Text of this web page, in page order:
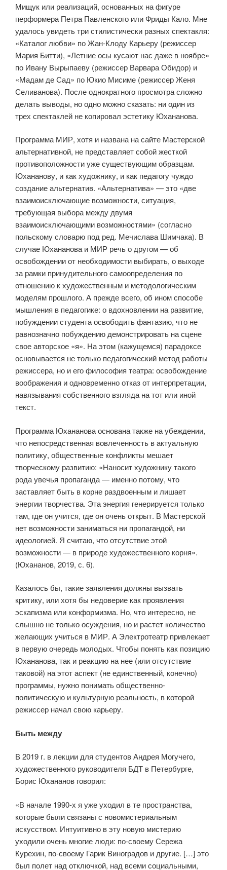
Мищук или реализаций, основанных на фигуре
перформера Петра Павленского или Фриды Кало. Мне
удалось увидеть три стилистически разных спектакля:
«Каталог любви» по Жан-Клоду Карьеру (режиссер
Мария Битти), «Летние осы кусают нас даже в ноябре»
по Ивану Вырыпаеву (режиссер Варвара Обидор) и
«Мадам де Сад» по Юкио Мисиме (режиссер Женя
Селиванова). После однократного просмотра сложно
делать выводы, но одно можно сказать: ни один из
трех спектаклей не копировал эстетику Юхананова.
Программа МИР, хотя и названа на сайте Мастерской
альтернативной, не представляет собой жесткой
противоположности уже существующим образцам.
Юхананову, и как художнику, и как педагогу чуждо
создание альтернатив. «Альтернатива» — это «две
взаимоисключающие возможности, ситуация,
требующая выбора между двумя
взаимоисключающими возможностями» (согласно
польскому словарю под ред. Мечислава Шимчака). В
случае Юхананова и МИР речь о другом — об
освобождении от необходимости выбирать, о выходе
за рамки принудительного самоопределения по
отношению к художественным и методологическим
моделям прошлого. А прежде всего, об ином способе
мышления в педагогике: о вдохновлении на развитие,
побуждении студента освободить фантазию, что не
равнозначно побуждению демонстрировать на сцене
свое авторское «я». На этом (кажущемся) парадоксе
основывается не только педагогический метод работы
режиссера, но и его философия театра: освобождение
воображения и одновременно отказ от интерпретации,
навязывания собственного взгляда на тот или иной
текст.
Программа Юхананова основана также на убеждении,
что непосредственная вовлеченность в актуальную
политику, общественные конфликты мешает
творческому развитию: «Наносит художнику такого
рода увечья пропаганда — именно потому, что
заставляет быть в корне раздвоенным и лишает
энергии творчества. Эта энергия генерируется только
там, где он учится, где он очень открыт. В Мастерской
нет возможности заниматься ни пропагандой, ни
идеологией. Я считаю, что отсутствие этой
возможности — в природе художественного корня».
(Юхананов, 2019, с. 6).
Казалось бы, такие заявления должны вызвать
критику, или хотя бы недоверие как проявления
эскапизма или конформизма. Но, что интересно, не
слышно не только осуждения, но и растет количество
желающих учиться в МИР. А Электротеатр привлекает
в первую очередь молодых. Чтобы понять как позицию
Юхананова, так и реакцию на нее (или отсутствие
таковой) на этот аспект (не единственный, конечно)
программы, нужно понимать общественно-
политическую и культурную реальность, в которой
режиссер начал свою карьеру.
Быть между
В 2019 г. в лекции для студентов Андрея Могучего,
художественного руководителя БДТ в Петербурге,
Борис Юхананов говорил:
«В начале 1990-х я уже уходил в те пространства,
которые были связаны с новомистериальным
искусством. Интуитивно в эту новую мистерию
уходили очень многие люди: по-своему Сережа
Курехин, по-своему Гарик Виноградов и другие. […] это
был полет над отключкой, над всеми социальными,